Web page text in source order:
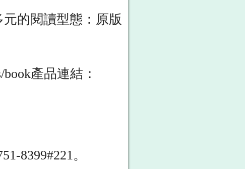
的閱讀型態：原版
產品連結：
8399#221。